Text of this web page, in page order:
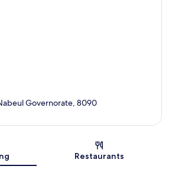
Governorate, 8090
Restaurants